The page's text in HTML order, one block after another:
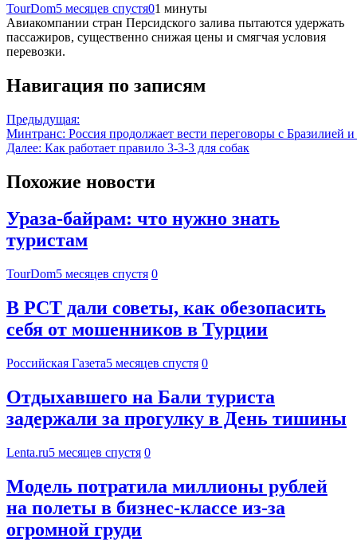
TourDom5 месяцев спустя01 минуты
Авиакомпании стран Персидского залива пытаются удержать
пассажиров, существенно снижая цены и смягчая условия
перевозки.
Навигация по записям
Предыдущая:
Минтранс: Россия продолжает вести переговоры с Бразилией
Далее: Как работает правило 3-3-3 для собак
Похожие новости
Ураза-байрам: что нужно знать
туристам
TourDom5 месяцев спустя 0
В РСТ дали советы, как обезопасить
себя от мошенников в Турции
Российская Газета5 месяцев спустя 0
Отдыхавшего на Бали туриста
задержали за прогулку в День тишины
Lenta.ru5 месяцев спустя 0
Модель потратила миллионы рублей
на полеты в бизнес-классе из-за
огромной груди